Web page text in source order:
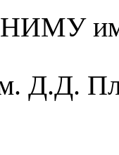
им.
Д.Д.